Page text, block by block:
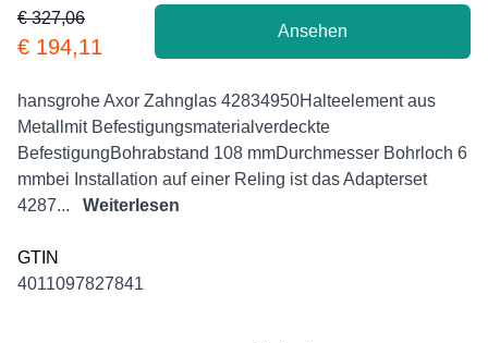
Product information
€ 327,06
€ 194,11
Ansehen
Description
hansgrohe Axor Zahnglas 42834950Halteelement aus
Metallmit Befestigungsmaterialverdeckte
BefestigungBohrabstand 108 mmDurchmesser Bohrloch 6
mmbei Installation auf einer Reling ist das Adapterset
4287...
Weiterlesen
GTIN
4011097827841